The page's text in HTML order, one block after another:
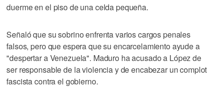
duerme en el piso de una celda pequeña.
Señaló que su sobrino enfrenta varios cargos penales
falsos, pero que espera que su encarcelamiento ayude a
"despertar a Venezuela". Maduro ha acusado a López de
ser responsable de la violencia y de encabezar un complot
fascista contra el gobierno.